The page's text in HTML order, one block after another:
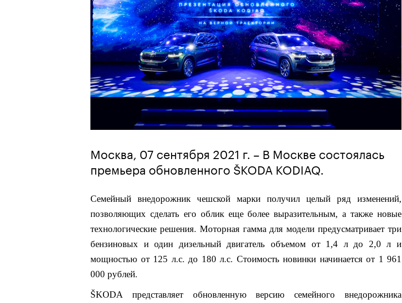
Москва, 07 сентября 2021 г. – В Москве состоялась
премьера обновленного ŠKODA KODIAQ.
Семейный внедорожник чешской марки получил целый ряд изменений,
позволяющих сделать его облик еще более выразительным, а также новые
технологические решения. Моторная гамма для модели предусматривает три
бензиновых и один дизельный двигатель объемом от 1,4 лдо 2,0 л и
мощностью от 125 л.с. до 180 л.с. Стоимость новинки начинается от 1 961
000 рублей.
ŠKODA представляет обновленную версию семейного внедорожника